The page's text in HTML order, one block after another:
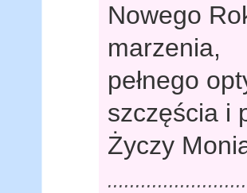
Nowego
marzenia,
pełnego
szczęścia i
Życzy